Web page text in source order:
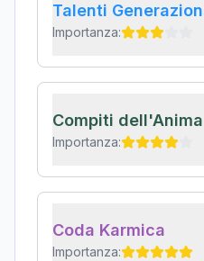
Talenti
Importanza:
Compiti dell'Anima
Importanza:
Coda Karmica
Importanza: